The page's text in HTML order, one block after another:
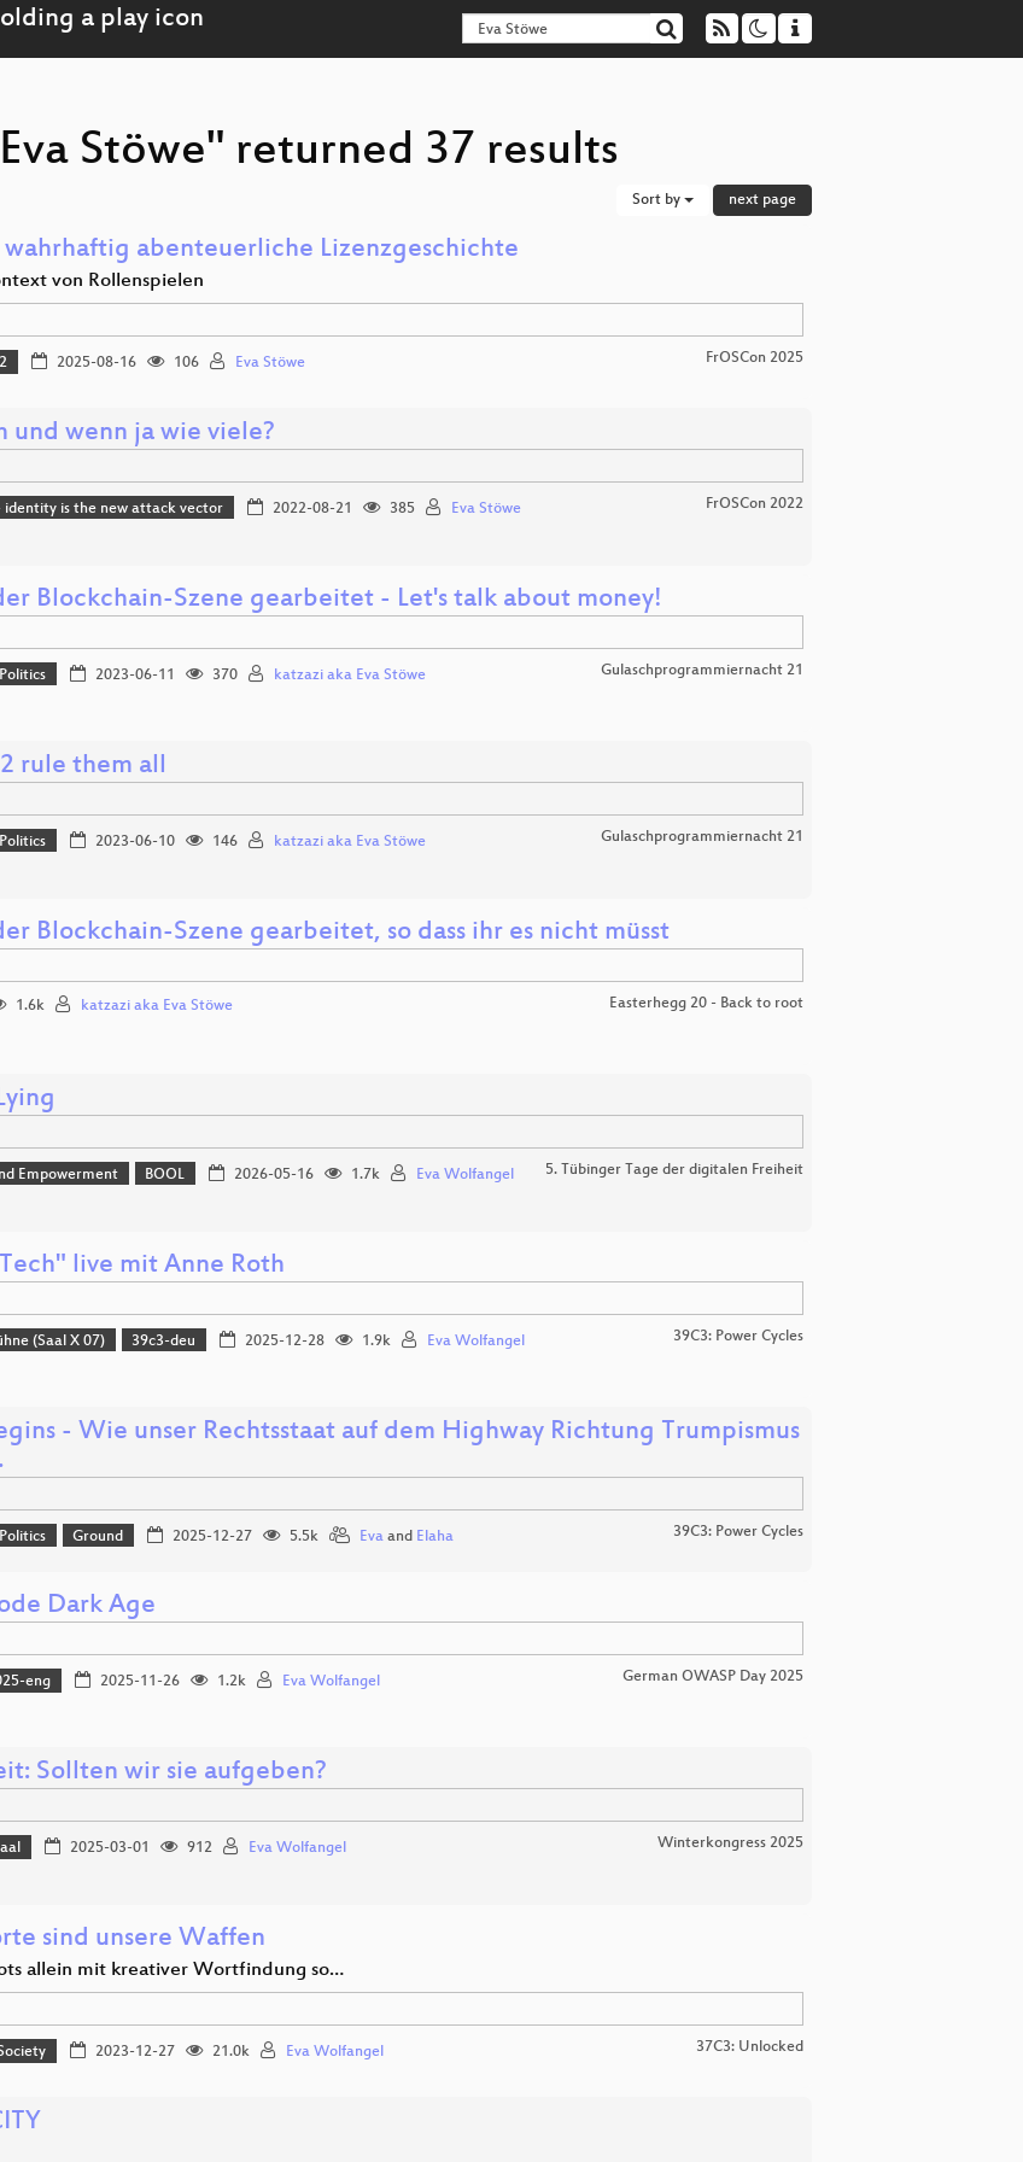
Stöwe" returned 37 results
Sort by next page
wahrhaftig abenteuerliche Lizenzgeschichte
von Rollenspielen
2025-08-16 106 Eva Stöwe FrOSCon 2025
und wenn ja wie viele?
identity is the new attack vector 2022-08-21 385 Eva Stöwe FrOSCon 2022
Blockchain-Szene gearbeitet - Let's talk about money!
2023-06-11 370 katzazi aka Eva Stöwe Gulaschprogrammiernacht 21
rule them all
2023-06-10 146 katzazi aka Eva Stöwe Gulaschprogrammiernacht 21
Blockchain-Szene gearbeitet, so dass ihr es nicht müsst
1.6k katzazi aka Eva Stöwe Easterhegg 20 - Back to root
Empowerment BOOL 2026-05-16 1.7k Eva Wolfangel 5. Tübinger Tage der digitalen Freiheit
live mit Anne Roth
(Saal X 07) 39c3-deu 2025-12-28 1.9k Eva Wolfangel 39C3: Power Cycles
- Wie unser Rechtsstaat auf dem Highway Richtung Trumpismus
Ground 2025-12-27 5.5k Evaand Elaha 39C3: Power Cycles
Dark Age
eng 2025-11-26 1.2k Eva Wolfangel German OWASP Day 2025
Sollten wir sie aufgeben?
2025-03-01 912 Eva Wolfangel Winterkongress 2025
sind unsere Waffen
allein mit kreativer Wortfindung so…
2023-12-27 21.0k Eva Wolfangel 37C3: Unlocked